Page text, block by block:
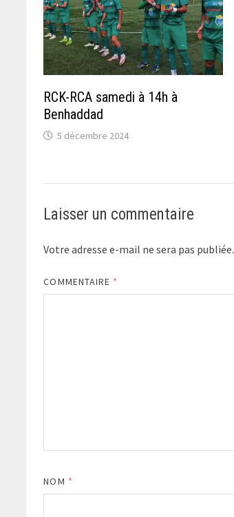
RCK-RCA samedi à 14h à
Benhaddad
5 décembre 2024
Laisser un commentaire
Votre adresse e-mail ne sera pas publiée.
COMMENTAIRE *
NOM *